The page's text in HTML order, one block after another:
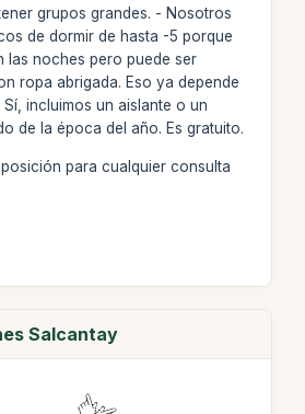
grupos grandes. - Nosotros
de dormir de hasta -5 porque
las noches pero puede ser
ropa abrigada. Eso ya depende
incluimos un aislante o un
de la época del año. Es gratuito.
para cualquier consulta
Salcantay